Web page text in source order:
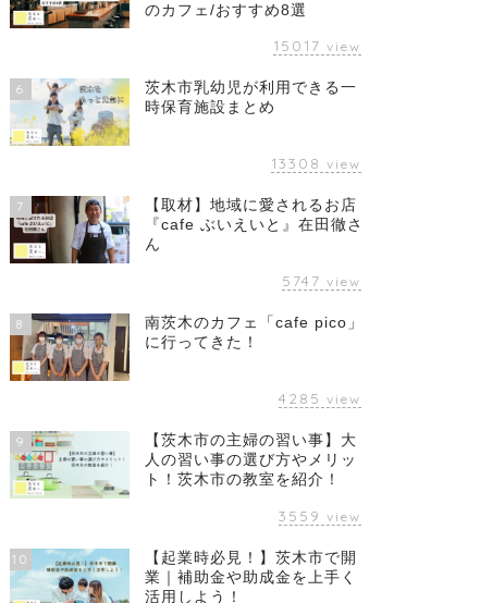
のカフェ/おすすめ8選
15017 view
6
茨木市乳幼児が利用できる一
時保育施設まとめ
13308 view
7
【取材】地域に愛されるお店
『cafe ぶいえいと』在田徹さ
ん
5747 view
8
南茨木のカフェ「cafe pico」
に行ってきた！
4285 view
9
【茨木市の主婦の習い事】大
人の習い事の選び方やメリッ
ト！茨木市の教室を紹介！
3559 view
10
【起業時必見！】茨木市で開
業｜補助金や助成金を上手く
活用しよう！